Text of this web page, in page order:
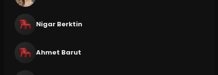
Nigar Berktin
Ahmet Barut